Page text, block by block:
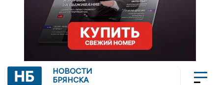
НОВОСТИ
БРЯНСКА